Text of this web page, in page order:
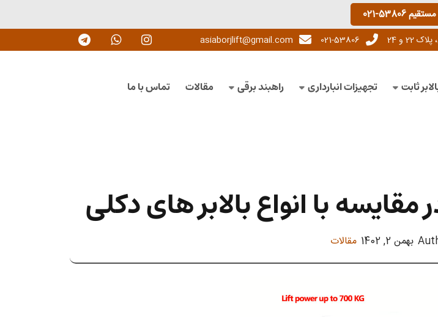
021-53806
021-53806
asiaborjlift@gmail.com
ثابت تجهیزات انبارداری راهبند برقی مقالات تماس با ما
مقایسه با انواع بالابر های دکلی
بهمن 2, 1402 مقالات